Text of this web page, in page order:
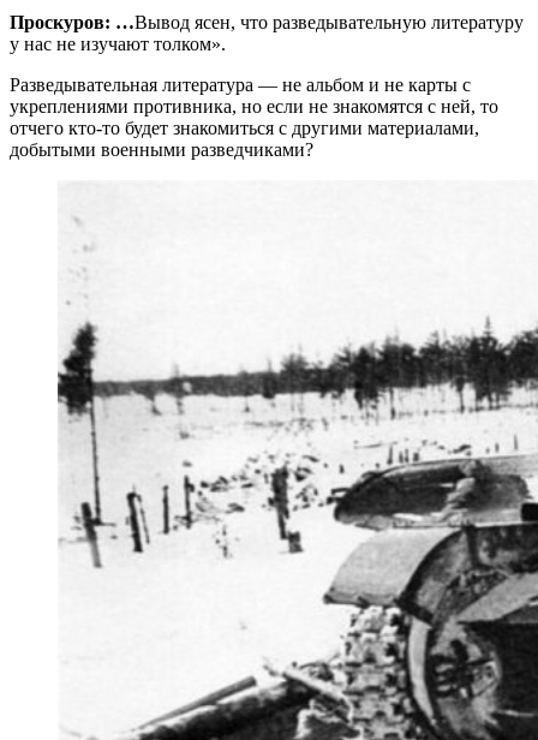
Проскуров: …Вывод ясен, что разведывательную литературу
у нас не изучают толком».
Разведывательная литература — не альбом и не карты с
укреплениями противника, но если не знакомятся с ней, то
отчего кто-то будет знакомиться с другими материалами,
добытыми военными разведчиками?